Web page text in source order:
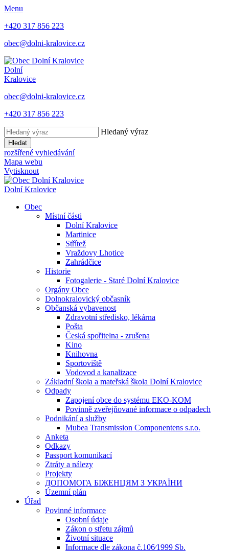
Menu
+420 317 856 223
obec@dolni-kralovice.cz
Dolní
Kralovice
obec@dolni-kralovice.cz
+420 317 856 223
Hledaný výraz
Hledat
rozšířené vyhledávání
Mapa webu
Vytisknout
Dolní Kralovice
Obec
Místní části
Dolní Kralovice
Martinice
Střítež
Vraždovy Lhotice
Zahrádčice
Historie
Fotogalerie - Staré Dolní Kralovice
Orgány Obce
Dolnokralovický občasník
Občanská vybavenost
Zdravotní středisko, lékárna
Pošta
Česká spořitelna - zrušena
Kino
Knihovna
Sportoviště
Vodovod a kanalizace
Základní škola a mateřská škola Dolní Kralovice
Odpady
Zapojení obce do systému EKO-KOM
Povinně zveřejňované informace o odpadech
Podnikání a služby
Mubea Transmission Componentens s.r.o.
Anketa
Odkazy
Passport komunikací
Ztráty a nálezy
Projekty
ДОПОМОГА БІЖЕНЦЯМ З УКРАЇНИ
Územní plán
Úřad
Povinné informace
Osobní údaje
Zákon o střetu zájmů
Životní situace
Informace dle zákona č.106⁄1999 Sb.